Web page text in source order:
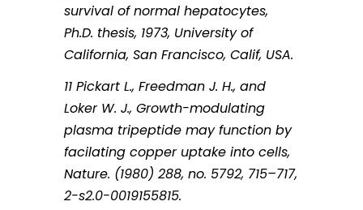
survival of normal hepatocytes,
Ph.D. thesis, 1973, University of
California, San Francisco, Calif, USA.
11 Pickart L., Freedman J. H., and
Loker W. J., Growth-modulating
plasma tripeptide may function by
facilating copper uptake into cells,
Nature. (1980) 288, no. 5792, 715–717,
2-s2.0-0019155815.